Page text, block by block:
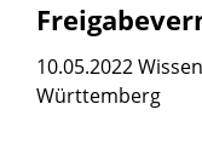
10.05.2022
Württemberg